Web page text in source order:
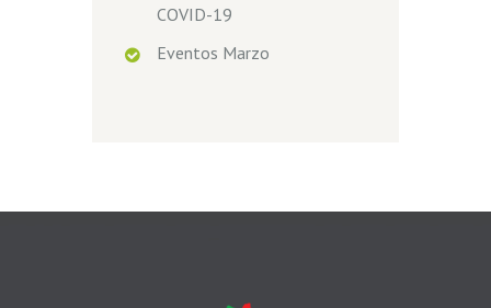
COVID-19
Eventos Marzo